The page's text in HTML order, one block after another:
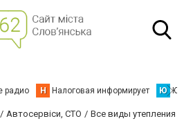
радио Н Налоговая информирует Ю
Автосервіси, СТО
Все виды утепления